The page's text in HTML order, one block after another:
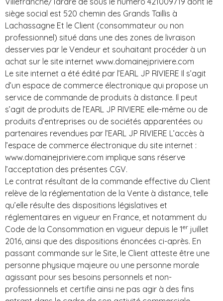
siège social est 520 chemin des Grands Taillis à
Lachassagne Et le Client (consommateur ou non
professionnel) situé dans une des zones de livraison
desservies par le Vendeur et souhaitant procéder à un
achat sur le site internet www.domainejpriviere.com
Le site internet a été édité par l’EARL JP RIVIERE Il s’agit
d’un espace de commerce électronique qui propose un
service de commande de produits à distance. Il peut
s’agit de produits de l’EARL JP RIVIERE elle-même ou de
produits d’entreprises ou de sociétés apparentées ou
partenaires revendues par l’EARL JP RIVIERE L’accès à
l’espace de commerce électronique du site internet :
www.domainejpriviere.com implique sans réserve
l’acceptation des présentes CGV.
Le contrat résultant de la commande effective du Client
relève de la réglementation de la Vente à distance, telle
qu’elle résulte des dispositions législatives et
réglementaires en vigueur en France, et notamment du
Code de la Consommation en vigueur depuis le 1er juillet
2016, ainsi que des dispositions énoncées ci-après. En
passant commande sur le Site, le Client atteste être une
personne physique majeure ou une personne morale
agissant pour ses besoins personnels et non-
professionnels et certifie ainsi ne pas agir à des fins